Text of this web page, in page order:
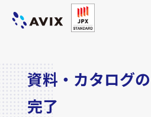
資料・カタログ
完了